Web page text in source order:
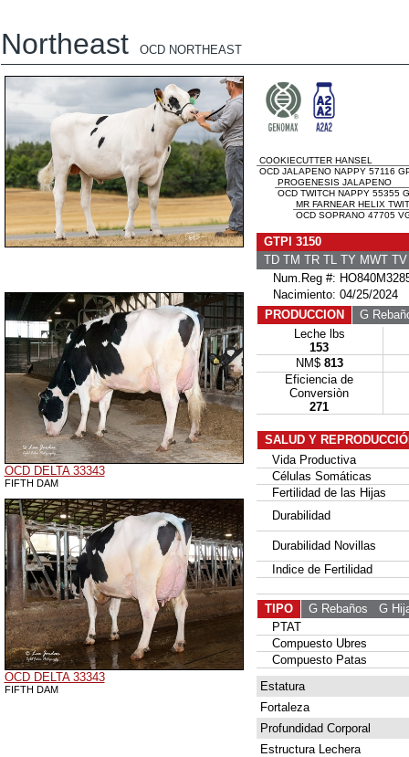
Northeast OCD NORTHEAST
OCD DELTA 33343
FIFTH DAM
OCD DELTA 33343
FIFTH DAM
COOKIECUTTER HANSEL
OCD JALAPENO NAPPY 57116
PROGENESIS JALAPENO
OCD TWITCH NAPPY 55355
MR FARNEAR HELIX
OCD SOPRANO 47705
GTPI 3150
TD TM TR TL TY MWT
Num.Reg #:
Nacimiento: 04/25/2024
PRODUCCION
G
Leche lbs
153
NM$ 813
Eficiencia de
Conversiòn
271
SALUD Y
Vida Productiva
Células Somáticas
Fertilidad de las Hijas
Durabilidad
Durabilidad Novillas
Indice de Fertilidad
TIPO G Rebaños G
PTAT
Compuesto Ubres
Compuesto Patas
Estatura
Fortaleza
Profundidad Corporal
Estructura Lechera